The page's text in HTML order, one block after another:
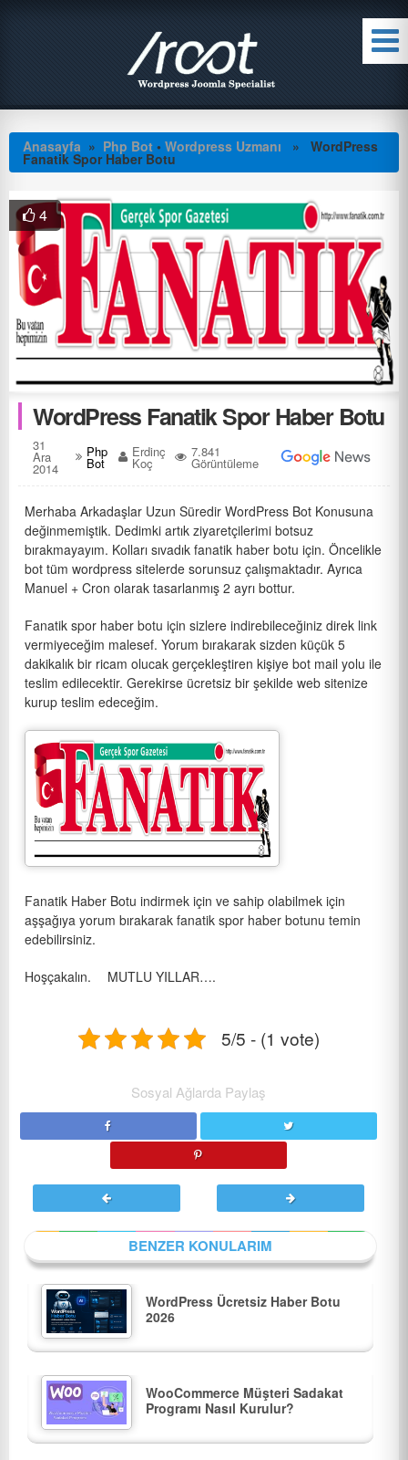
Anasayfa » Php Bot • Wordpress Uzmanı » WordPress
Fanatik Spor Haber Botu
4
WordPress Fanatik Spor Haber Botu
31
Ara
2014
Php
Bot
Erdinç
Koç
7.841
Görüntüleme
Merhaba Arkadaşlar Uzun Süredir WordPress Bot Konusuna
değinmemiştik. Dedimki artık ziyaretçilerimi botsuz
bırakmayayım. Kolları sıvadık fanatik haber botu için. Öncelikle
bot tüm wordpress sitelerde sorunsuz çalışmaktadır. Ayrıca
Manuel + Cron olarak tasarlanmış 2 ayrı bottur.
Fanatik spor haber botu için sizlere indirebileceğiniz direk link
vermiyeceğim malesef. Yorum bırakarak sizden küçük 5
dakikalık bir ricam olucak gerçekleştiren kişiye bot mail yolu ile
teslim edilecektir. Gerekirse ücretsiz bir şekilde web sitenize
kurup teslim edeceğim.
Fanatik Haber Botu indirmek için ve sahip olabilmek için
aşşağıya yorum bırakarak fanatik spor haber botunu temin
edebilirsiniz.
Hoşçakalın. MUTLU YILLAR….
5/5 - (1 vote)
Sosyal Ağlarda Paylaş
BENZER KONULARIM
WordPress Ücretsiz Haber Botu
2026
WooCommerce Müşteri Sadakat
Programı Nasıl Kurulur?